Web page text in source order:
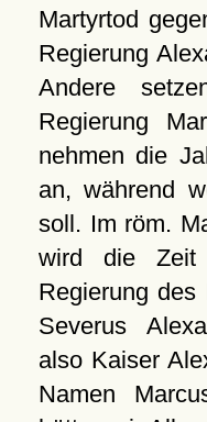
Martyrtod
Regierung
Andere
Regierung
nehmen die
an, während
soll. Im röm.
wird die Zeit
Regierung des
Severus
also Kaiser
Namen